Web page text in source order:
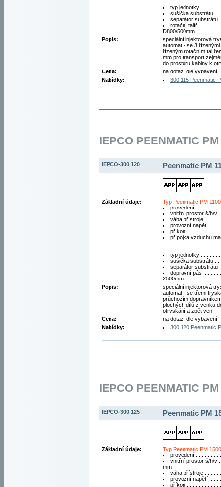
typ jednotky
sušička substrátu
separátor substrátu
rotační talíř
D800/500mm
Popis:
speciální injektorová
automat - se 3
řízeným rotačním
mm pro transport
do prostoru kabiny k
Cena:
na dotaz, dle vybavení
Nabídky:
300 115 Peenmatic
IEPCO PEENMATIC PM
IEPCO-300 120 Peenmatic PM
Základní údaje:
Typ Peenmatic PM
provedení
vnitřní prostor š/h/v
váha přístroje
provozní napětí
příkon
přípojka vzduchu
typ jednotky
sušička substrátu
separátor substrátu
dopravní pás
2500mm
Popis:
speciální injektorová
automat - se třemi
průchozím
plochých dílů z venku
otryskání a zpět ven
Cena:
na dotaz, dle vybavení
Nabídky:
300 120 Peenmatic
IEPCO PEENMATIC
IEPCO-300 125 Peenmatic PM
Základní údaje:
Typ Peenmatic PM
provedení
vnitřní prostor š/h/v
mm
váha přístroje
provozní napětí
příkon